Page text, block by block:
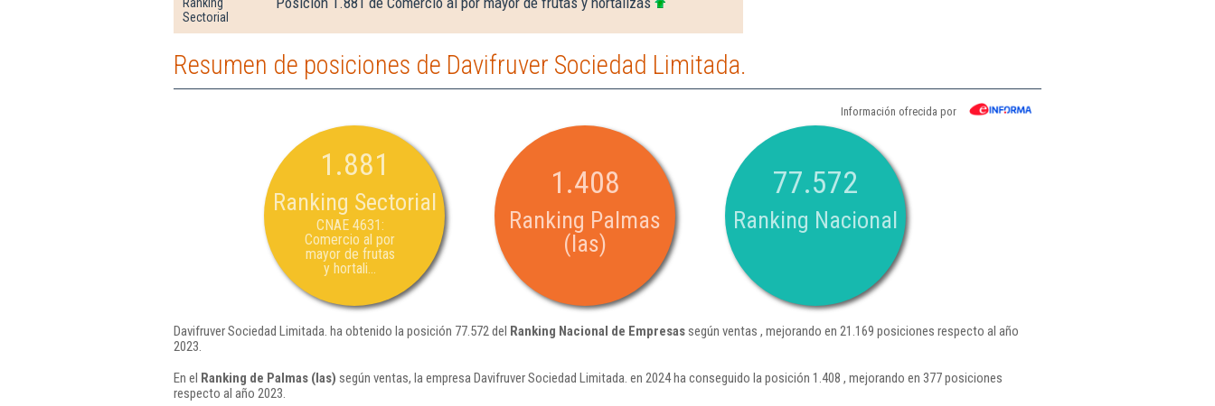
Sectorial
Resumen de posiciones de Davifruver Sociedad Limitada.
Información ofrecida por
1.881
Ranking Sectorial
CNAE 4631:
Comercio al por
mayor de frutas
y hortali...
1.408
Ranking Palmas
(las)
77.572
Ranking Nacional
Davifruver Sociedad Limitada. ha obtenido la posición 77.572 del Ranking Nacional de Empresassegún ventas , mejorando en 21.169 posiciones respecto al año
2023.
En el Ranking de Palmas (las) según ventas, la empresa Davifruver Sociedad Limitada. en 2024 ha conseguido la posición 1.408 , mejorando en 377 posiciones
respecto al año 2023.